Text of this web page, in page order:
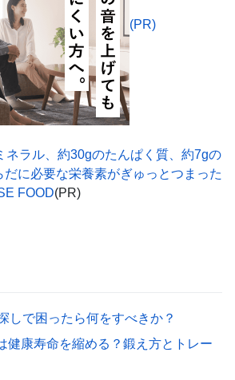
(PR)
ネラル、約30gのたんぱく質、約7gの
に必要な栄養素がぎゅっとつまった
FOOD(PR)
しで困ったら何をすべきか？
健康寿命を縮める？鍛え方とトレー